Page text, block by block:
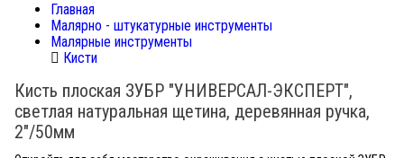
Главная
Малярно - штукатурные инструменты
Малярные инструменты
Кисти
Кисть плоская ЗУБР "УНИВЕРСАЛ-ЭКСПЕРТ",
светлая натуральная щетина, деревянная ручка,
2"/50мм